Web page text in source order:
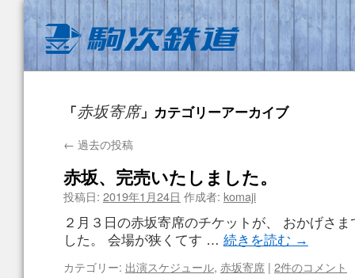
「赤坂寄席」カテゴリーアーカイブ
← 過去の投稿
赤坂、完売いたしました。
投稿日: 2019年1月24日 作成者: komaji
２月３日の赤坂寄席のチケットが、 おかげさ
した。 会場が狭くてす … 続きを読む →
カテゴリー: 出演スケジュール, 赤坂寄席 | 2件のコメント